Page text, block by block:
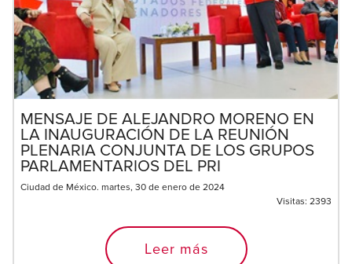
MENSAJE DE ALEJANDRO MORENO EN
LA INAUGURACIÓN DE LA REUNIÓN
PLENARIA CONJUNTA DE LOS GRUPOS
PARLAMENTARIOS DEL PRI
Ciudad de México. martes, 30 de enero de 2024
Visitas: 2393
Leer más